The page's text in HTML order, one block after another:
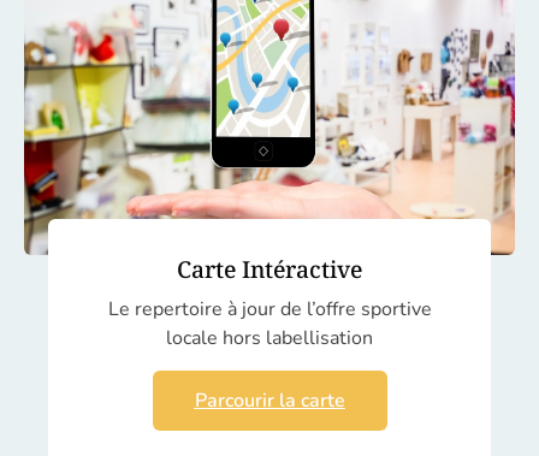
Carte Intéractive
Le repertoire à jour de l’offre sportive
locale hors labellisation
Parcourir la carte